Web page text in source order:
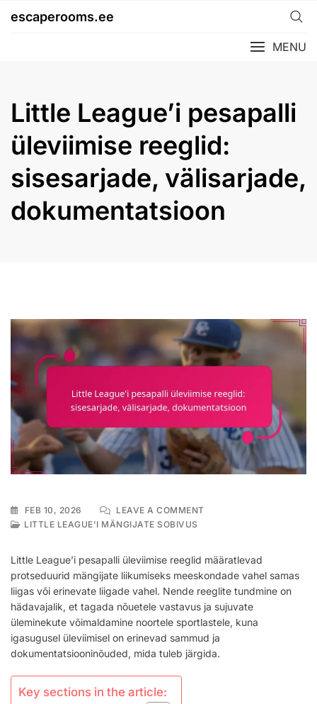
escaperooms.ee
MENU
Little League’i pesapalli
üleviimise reeglid:
sisesarjade, välisarjade,
dokumentatsioon
FEB 10, 2026 LEAVE A COMMENTON
ÜLEVIIMISE
REEGLID:
SISESARJADE,
VÄLISARJADE,
DOKUMENTATSIOON
LITTLE LEAGUE'I MÄNGIJATE SOBIVUS
Little League’i pesapalli üleviimise reeglid määratlevad
protseduurid mängijate liikumiseks meeskondade vahel samas
liigas või erinevate liigade vahel. Nende reeglite tundmine on
hädavajalik, et tagada nõuetele vastavus ja sujuvate
üleminekute võimaldamine noortele sportlastele, kuna
igasugusel üleviimisel on erinevad sammud ja
dokumentatsiooninõuded, mida tuleb järgida.
Key sections in the article: